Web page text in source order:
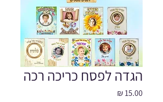
הגדה לפסח כריכה רכה